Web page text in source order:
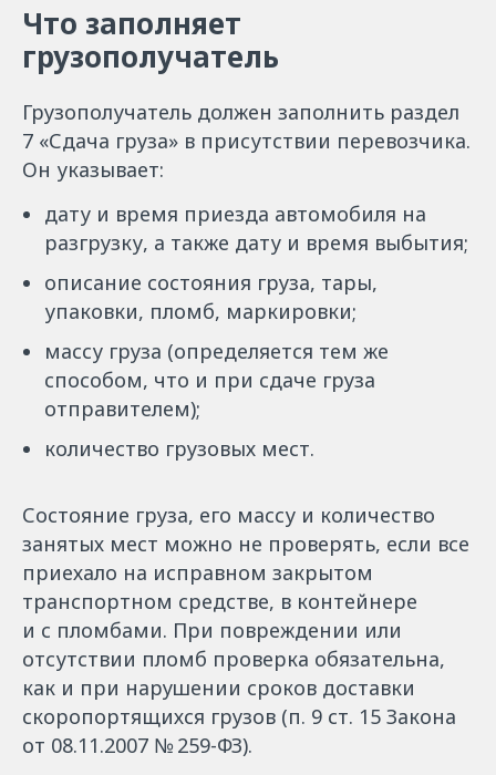
Что заполняет
грузополучатель
Грузополучатель должен заполнить раздел
7 «Сдача груза» в присутствии перевозчика.
Он указывает:
дату и время приезда автомобиля на
разгрузку, а также дату и время выбытия;
описание состояния груза, тары,
упаковки, пломб, маркировки;
массу груза (определяется тем же
способом, что и при сдаче груза
отправителем);
количество грузовых мест.
Состояние груза, его массу и количество
занятых мест можно не проверять, если все
приехало на исправном закрытом
транспортном средстве, в контейнере
и с пломбами. При повреждении или
отсутствии пломб проверка обязательна,
как и при нарушении сроков доставки
скоропортящихся грузов (п. 9 ст. 15 Закона
от 08.11.2007 № 259-ФЗ).